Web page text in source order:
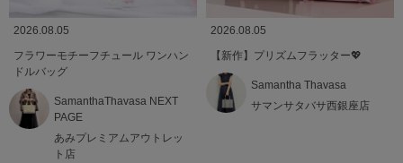
2026.08.05
フラワーモチーフチュール ワンハン
ドルバッグ
SamanthaThavasa NEXT
PAGE
あみプレミアムアウトレッ
ト店
2026.08.05
【新作】プリズムフラッター💖
Samantha Thavasa
サマンサタバサ西銀座店